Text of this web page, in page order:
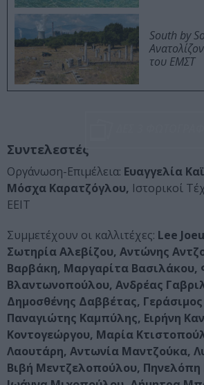
South by
του ΕΜΣΤ
Συντελεστές
Οργάνωση-Επιμέλεια: Ευαγγελία
Μόσχα Καρατζόγλου, Ιστορικοί
ΕΕΙΤ
Συμμετέχουν οι καλλιτέχες: Lee
Σωτηρία Αλεβίζου, Αντώνης
Βαρβάκη, Μαργαρίτα Βασιλάκου,
Βλαντωνοπούλου, Ανδρέας
Δημοσθένης Δαββέτας,
Παναγιώτης Καμπύλης, Ειρήνη
Κοντογεώργου, Μαρία
Λαουτάρη, Αντωνία Μαντζούκα,
Βιβή Μεντζελοπούλου,